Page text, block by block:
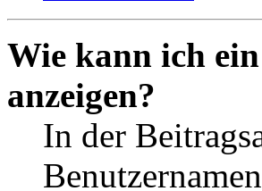
Wie kann ich
anzeigen?
In der